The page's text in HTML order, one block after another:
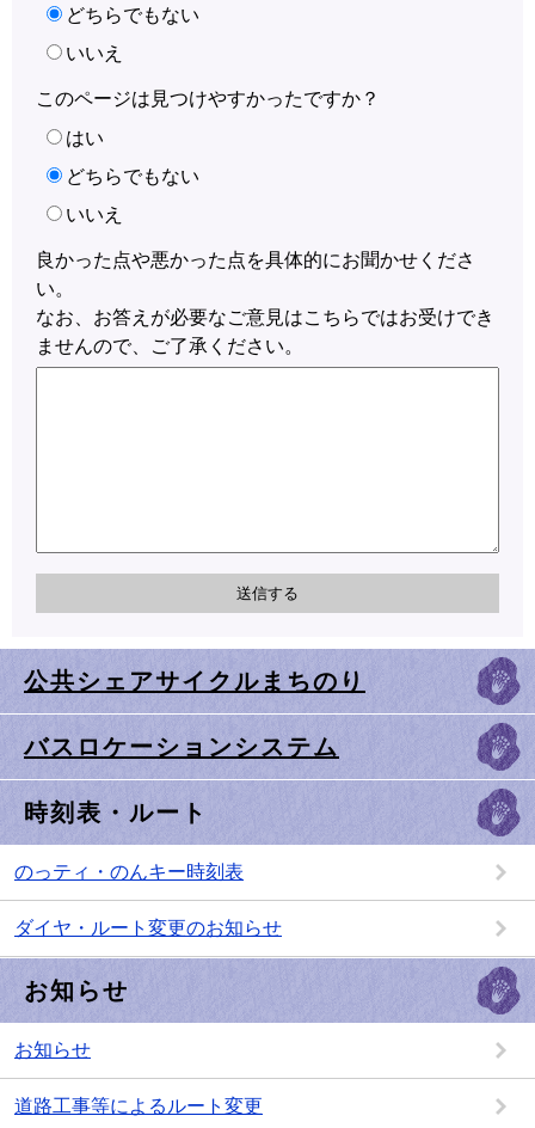
どちらでもない
いいえ
このページは見つけやすかったですか？
はい
どちらでもない
いいえ
良かった点や悪かった点を具体的にお聞かせくださ
い。
なお、お答えが必要なご意見はこちらではお受けでき
ませんので、ご了承ください。
公共シェアサイクルまちのり
バスロケーションシステム
時刻表・ルート
のっティ・のんキー時刻表
ダイヤ・ルート変更のお知らせ
お知らせ
お知らせ
道路工事等によるルート変更